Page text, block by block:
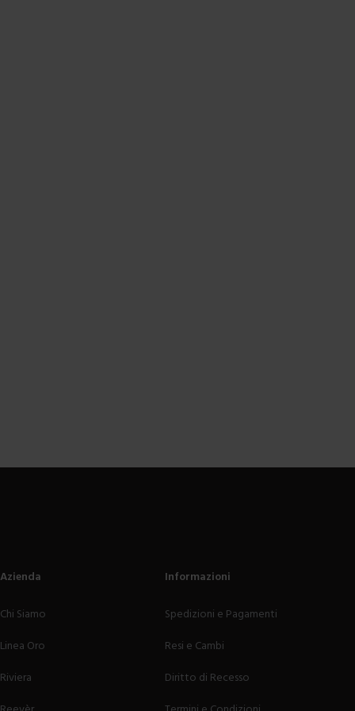
Azienda
Chi Siamo
Linea Oro
Riviera
Informazioni
Spedizioni e Pagamenti
Resi e Cambi
Diritto di Recesso